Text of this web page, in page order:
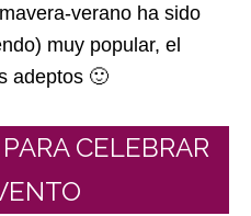
verano ha sido
muy popular, el
adeptos 🙂
CELEBRAR